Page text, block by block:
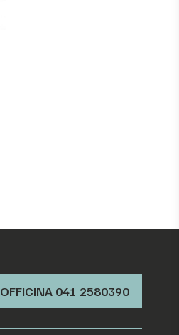
OFFICINA ‭041 2580390‬